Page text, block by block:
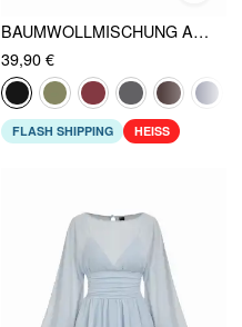
BAUMWOLLMISCHUNG ASYMMETRISCHER HALS MIT ZUGSCHNÜRUNG STRAMPLER
39,90 €
FLASH SHIPPING HEISS